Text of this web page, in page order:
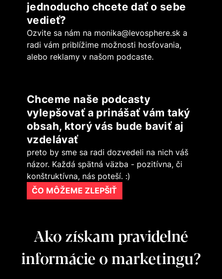
jednoducho chcete dať o sebe
vedieť?
Ozvite sa nám na monika@levosphere.sk a
radi vám priblížime možnosti hosťovania,
alebo reklamy v našom podcaste.
Chceme naše podcasty
vylepšovať a prinášať vám taký
obsah, ktorý vás bude baviť aj
vzdelávať
preto by sme sa radi dozvedeli na nich váš
názor. Každá spätná väzba - pozitívna, či
konštruktívna, nás poteší. :)
ČO MÔŽEME ZLEPŠIŤ
Ako získam pravidelné
informácie o marketingu?